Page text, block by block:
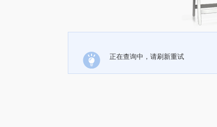
正在查询中，请刷新重试